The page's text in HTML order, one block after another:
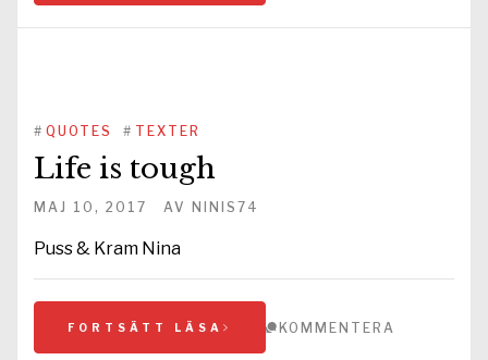
# QUOTES # TEXTER
Life is tough
MAJ 10, 2017 AV NINIS74
Puss & Kram Nina
FORTSÄTT LÄSA KOMMENTERA